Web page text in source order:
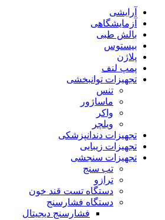
آرایشی
آزمایشگاهی
بالش طبی
بیستوس
پلاژن
پمپ لنف
تجهیزات توانبخشی
تنس
ماساژور
واکر
ویلچر
تجهیزات دندانپزشکی
تجهیزات زیبایی
تجهیزات سنجشی
تب سنج
ترازو
دستگاه تست قند خون
دستگاه فشارسنج
فشارسنج دیجیتال